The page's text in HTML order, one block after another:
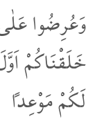
وَعُرِضُوا
خَلَقْنَاكُمْ
لَكُمْ مَوْعِداً